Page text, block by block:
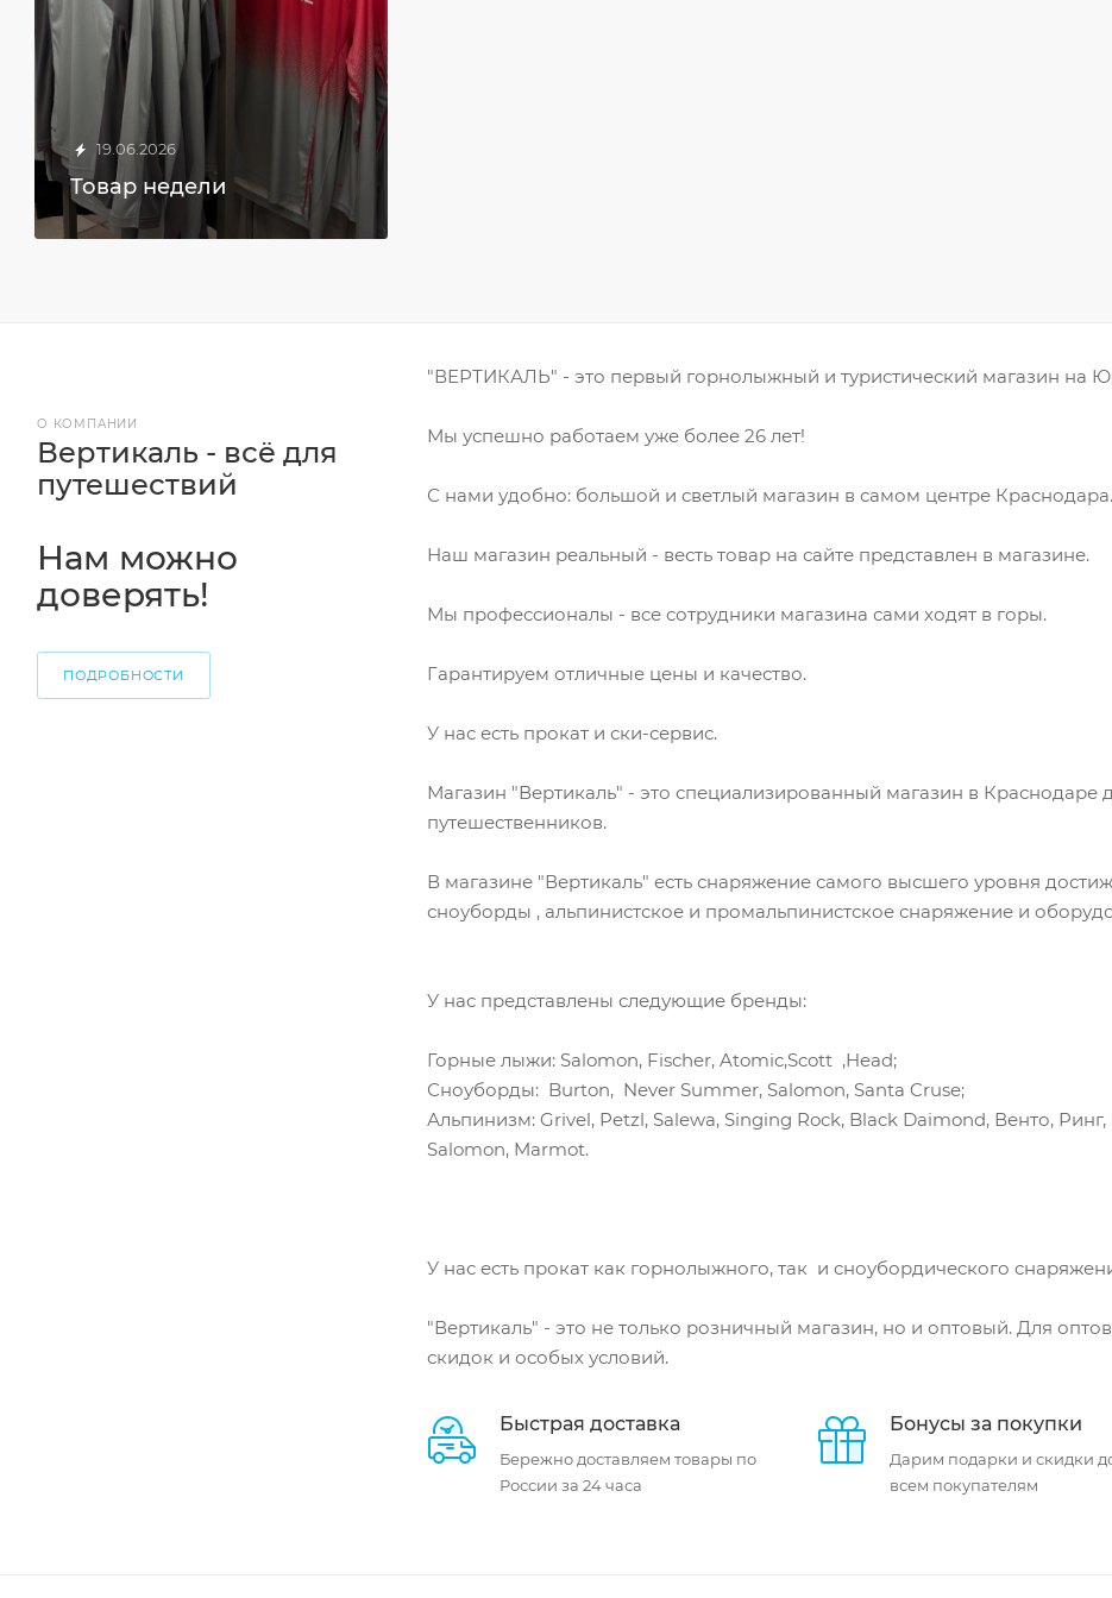
19.06.2026
Товар недели
"ВЕРТИКАЛЬ" - это первый горнолыжный и туристический магазин на
Мы успешно работаем уже более 26 лет!
С нами удобно: большой и светлый магазин в самом центре Краснодара.
Наш магазин реальный - весть товар на сайте представлен в магазине.
Мы профессионалы - все сотрудники магазина сами ходят в горы.
Гарантируем отличные цены и качество.
У нас есть прокат и ски-сервис.
Магазин "Вертикаль" - это специализированный магазин в Краснодаре
путешественников.
В магазине "Вертикаль" есть снаряжение самого высшего уровня
сноуборды , альпинистское и промальпинистское снаряжение и
У нас представлены следующие бренды:
Горные лыжи: Salomon, Fischer, Atomic,Scott ,Head;
Сноуборды: Burton, Never Summer, Salomon, Santa Cruse;
Альпинизм: Grivel, Petzl, Salewa, Singing Rock, Black Daimond, Венто,
Salomon, Marmot.
У нас есть прокат как горнолыжного, так и сноубордического
"Вертикаль" - это не только розничный магазин, но и оптовый. Для
скидок и особых условий.
Быстрая доставка
Бережно доставляем товары по
России за 24 часа
Бонусы за покупки
Дарим подарки и скидки
всем покупателям
О КОМПАНИИ
Вертикаль - всё для
путешествий
Нам можно
доверять!
ПОДРОБНОСТИ